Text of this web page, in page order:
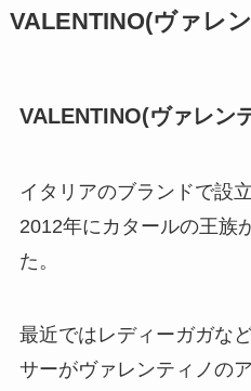
VALENTINO(ヴァレ
VALENTINO(ヴァレン
イタリアのブランドで設立
2012年にカタールの王族
た。
最近ではレディーガガな
サーがヴァレンティノの